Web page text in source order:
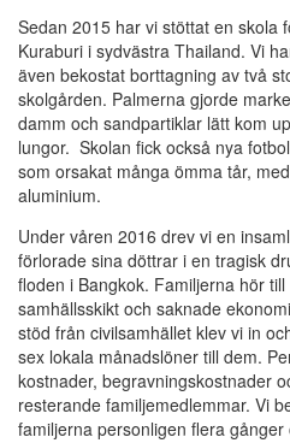
Sedan 2015 har vi stöttat en skola
Kuraburi i sydvästra Thailand. Vi
även bekostat borttagning av två
skolgården. Palmerna gjorde
damm och sandpartiklar lätt kom
lungor. Skolan fick också nya
som orsakat många ömma tår,
aluminium.
Under våren 2016 drev vi en
förlorade sina döttrar i en tragisk
floden i Bangkok. Familjerna hör
samhällsskikt och saknade
stöd från civilsamhället klev vi in
sex lokala månadslöner till dem.
kostnader, begravningskostnader
resterande familjemedlemmar. Vi
familjerna personligen flera